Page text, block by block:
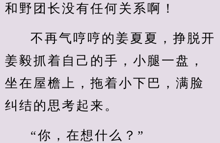
和野团长没有任何关系啊！
不再气哼哼的姜夏夏，挣脱开
姜毅抓着自己的手，小腿一盘，
坐在屋檐上，拖着小下巴，满脸
纠结的思考起来。
“你，在想什么？”